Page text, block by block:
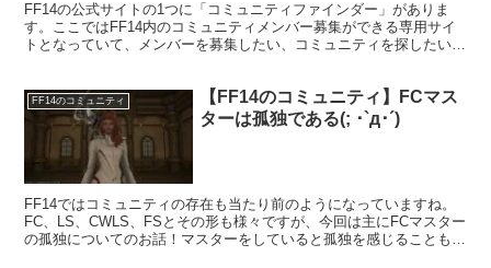
FF14の公式サイトの1つに「コミュニティファインダー」がありま
す。ここではFF14内のコミュニティメンバー募集ができる専用サイ
トとなっていて、メンバーを募集したい、コミュニティを探したいと
FF14のコミュニティ
【FF14のコミュニティ】FCマス
ターは孤独である(; ･`д･´)
FF14ではコミュニティの存在も当たり前のようになっていますね。
FC、LS、CWLS、FSとその形も様々ですが、今回は主にFCマスター
の孤独についてのお話！マスターをしていると孤独を感じることもし